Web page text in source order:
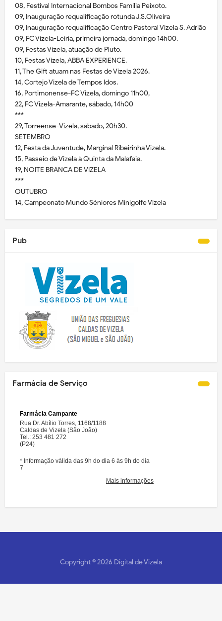
08, Festival Internacional Bombos Família Peixoto.
09, Inauguração requalificação rotunda J.S.Oliveira
09, Inauguração requalificação Centro Pastoral Vizela S. Adrião
09, FC Vizela-Leiria, primeira jornada, domingo 14h00.
09, Festas Vizela, atuação de Pluto.
10, Festas Vizela, ABBA EXPERIENCE.
11, The Gift atuam nas Festas de Vizela 2026.
14, Cortejo Vizela de Tempos Idos.
16, Portimonense-FC Vizela, domingo 11h00,
22, FC Vizela-Amarante, sábado, 14h00
***
29, Torreense-Vizela, sábado, 20h30.
SETEMBRO
12, Festa da Juventude, Marginal Ribeirinha Vizela.
15, Passeio de Vizela à Quinta da Malafaia.
19, NOITE BRANCA DE VIZELA
***
OUTUBRO
14, Campeonato Mundo Séniores Minigolfe Vizela
Pub
Farmácia de Serviço
Copyright ©2026 Digital de Vizela